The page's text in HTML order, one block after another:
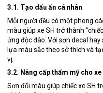
3.1. Tạo dấu ấn cá nhân
Mỗi người đều có một phong
màu giúp xe SH trở thành
ứng độc đáo. Với sơn decal
lựa màu sắc theo sở thích và
vị.
3.2. Nâng cấp thẩm mỹ cho xe
Sơn đổi màu giúp chiếc xe SH